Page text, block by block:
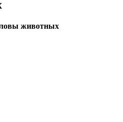
животных